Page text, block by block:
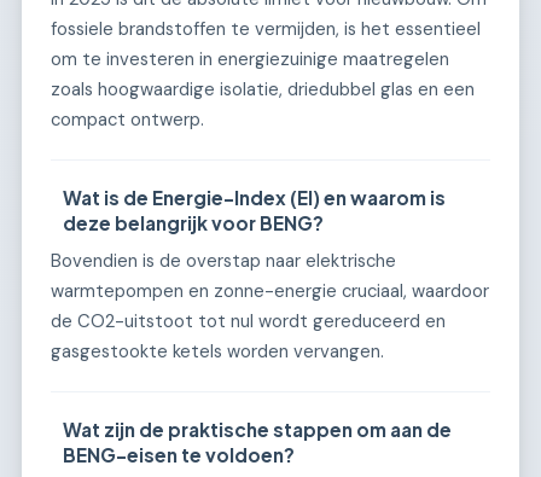
fossiele brandstoffen te vermijden, is het essentieel
om te investeren in energiezuinige maatregelen
zoals hoogwaardige isolatie, driedubbel glas en een
compact ontwerp.
Wat is de Energie-Index (EI) en waarom is
deze belangrijk voor BENG?
Bovendien is de overstap naar elektrische
warmtepompen en zonne-energie cruciaal, waardoor
de CO2-uitstoot tot nul wordt gereduceerd en
gasgestookte ketels worden vervangen.
Wat zijn de praktische stappen om aan de
BENG-eisen te voldoen?